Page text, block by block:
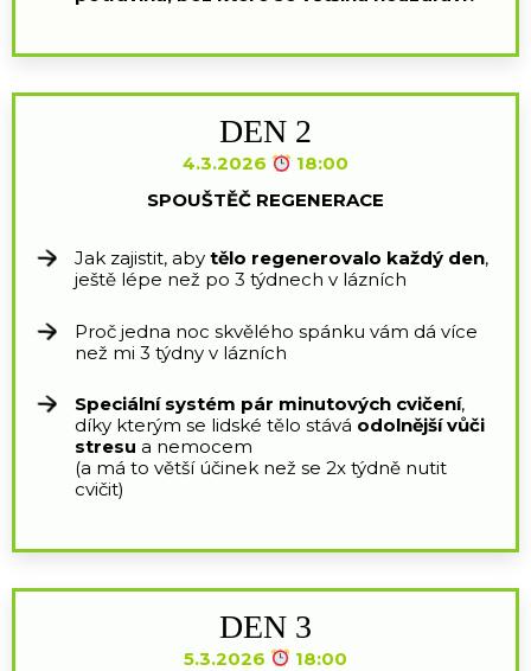
DEN 2
4.3.2026
18:00
SPOUŠTĚČ REGENERACE
Jak zajistit, aby tělo regenerovalo každý den,
ještě lépe než po 3 týdnech v lázních
Proč jedna noc skvělého spánku vám dá více
než mi 3 týdny v lázních
Speciální systém pár minutových cvičení,
díky kterým se lidské tělo stává odolnější vůči
stresu a nemocem
(a má to větší účinek než se 2x týdně nutit
cvičit)
DEN 3
5.3.2026
18:00